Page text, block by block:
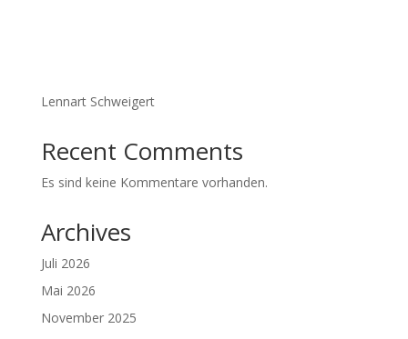
Lennart Schweigert
Recent Comments
Es sind keine Kommentare vorhanden.
Archives
Juli 2026
Mai 2026
November 2025